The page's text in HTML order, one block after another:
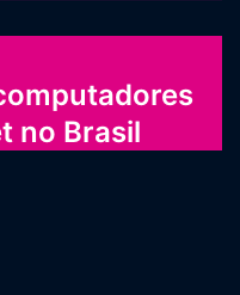
no Brasil